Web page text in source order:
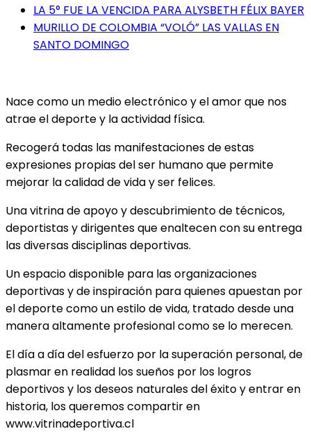
LA 5° FUE LA VENCIDA PARA ALYSBETH FÉLIX BAYER
MURILLO DE COLOMBIA “VOLÓ” LAS VALLAS EN
SANTO DOMINGO
Nace como un medio electrónico y el amor que nos
atrae el deporte y la actividad física.
Recogerá todas las manifestaciones de estas
expresiones propias del ser humano que permite
mejorar la calidad de vida y ser felices.
Una vitrina de apoyo y descubrimiento de técnicos,
deportistas y dirigentes que enaltecen con su entrega
las diversas disciplinas deportivas.
Un espacio disponible para las organizaciones
deportivas y de inspiración para quienes apuestan por
el deporte como un estilo de vida, tratado desde una
manera altamente profesional como se lo merecen.
El día a día del esfuerzo por la superación personal, de
plasmar en realidad los sueños por los logros
deportivos y los deseos naturales del éxito y entrar en
historia, los queremos compartir en
www.vitrinadeportiva.cl